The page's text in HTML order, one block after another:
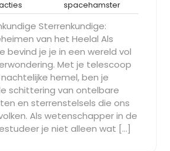
Geen
reacties
spacehamster
Sterrenkundige:
van het Heelal Als
bevind je je in een wereld vol
Met je telescoop
hemel, ben je
schittering van ontelbare
en sterrenstelsels die ons
Als wetenschapper in de
je niet alleen wat […]